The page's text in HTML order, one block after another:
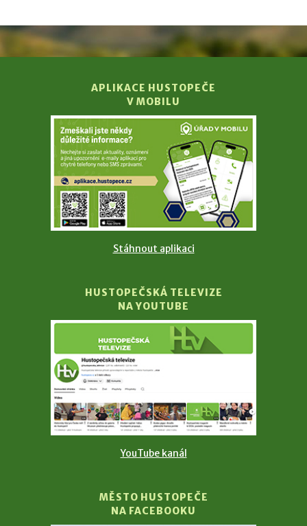
APLIKACE HUSTOPEČE
V MOBILU
Stáhnout aplikaci
HUSTOPEČSKÁ TELEVIZE
NA YOUTUBE
YouTube kanál
MĚSTO HUSTOPEČE
NA FACEBOOKU